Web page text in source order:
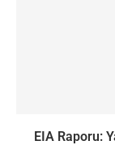
EIA Raporu: